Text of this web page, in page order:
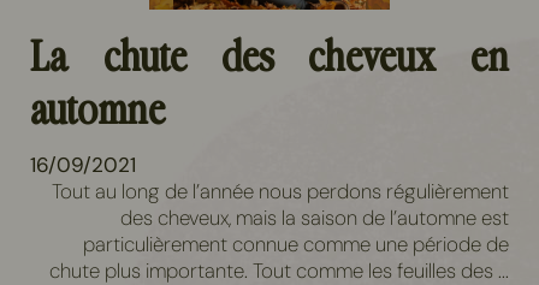
La chute des cheveux en
automne
16/09/2021
Tout au long de l’année nous perdons régulièrement
des cheveux, mais la saison de l’automne est
particulièrement connue comme une période de
chute plus importante. Tout comme les feuilles des ...